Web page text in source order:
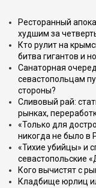
Ресторанный
худшим за
Кто рулит на
битва гигантов и
Санаторная
севастопольцам
стороны?
Сливовый рай:
рынках,
«Только для
никогда не было в
«Тихие убийцы» и
севастопольские
Кого вычистят с
Кладбище юрлиц